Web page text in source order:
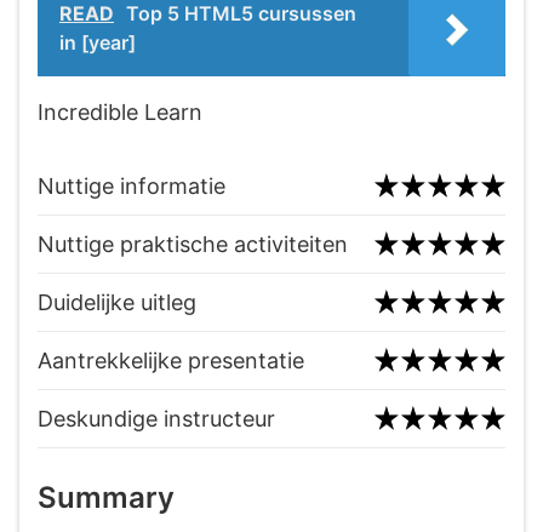
READ Top 5 HTML5 cursussen
in [year]
Incredible Learn
Nuttige informatie
Nuttige praktische activiteiten
Duidelijke uitleg
Aantrekkelijke presentatie
Deskundige instructeur
Summary